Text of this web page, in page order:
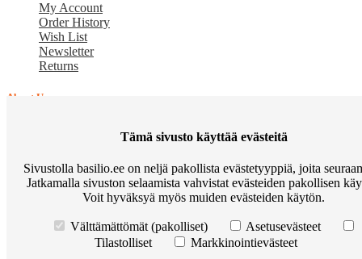
My Account
Order History
Wish List
Newsletter
Returns
About Us
Verkkokauppa BASILIO.FI - vuonna 2015 perustettu perheyritys,
joka tarjoaa lemmikkituotteita. Arvostamme jokaista asiakasta ja
vakioasiakkaiksi. Tavoitteenamme on pitkäaikainen yhteistyö.
Osta Go Native kissanruokaa ja voita Apple Watch Korduma
Allahindlus kuni 10% Kuidas kasutada sooduskupongi? Järelmaks
Henkilötietojen käsittelyn edellytykset Privaatsuseeskirjad
Tämä sivusto käyttää evästeitä
Sivustolla basilio.ee on neljä pakollista evästetyyppiä, joita
Jatkamalla sivuston selaamista vahvistat evästeiden pakollisen
Voit hyväksyä myös muiden evästeiden käytön.
Välttämättömät (pakolliset)
Asetusevästeet
Tilastolliset
Markkinointievästeet